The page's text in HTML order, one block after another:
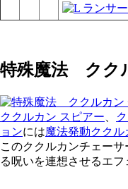
特殊魔法 クク
ククルカン スピアー
ョンには魔法発動ククル
このククルカンチェー
る呪いを連想させるエフ